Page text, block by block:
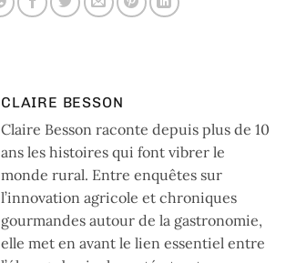
CLAIRE BESSON
Claire Besson raconte depuis plus de 10
ans les histoires qui font vibrer le
monde rural. Entre enquêtes sur
l’innovation agricole et chroniques
gourmandes autour de la gastronomie,
elle met en avant le lien essentiel entre